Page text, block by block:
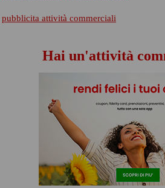
pubblicita attività commerciali
Hai un'attività